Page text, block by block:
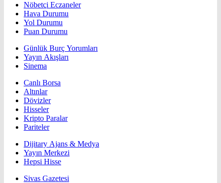
Nöbetçi Eczaneler
Hava Durumu
Yol Durumu
Puan Durumu
Günlük Burç Yorumları
Yayın Akışları
Sinema
Canlı Borsa
Altınlar
Dövizler
Hisseler
Kripto Paralar
Pariteler
Dijitary Ajans & Medya
Yayın Merkezi
Hepsi Hisse
Sivas Gazetesi